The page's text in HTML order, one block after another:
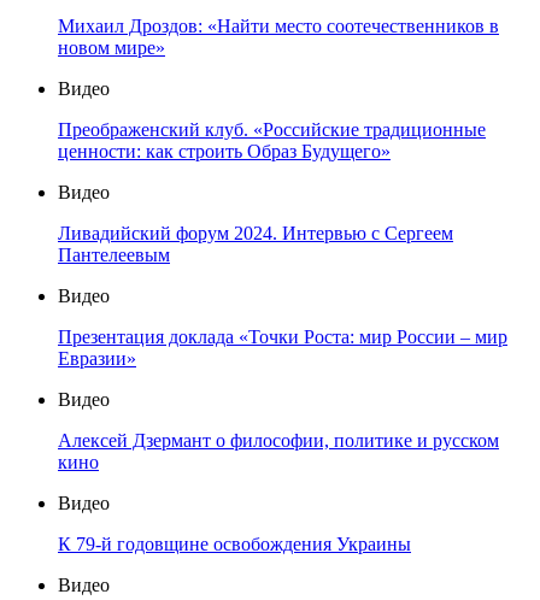
Михаил Дроздов: «Найти место соотечественников в
новом мире»
Видео
Преображенский клуб. «Российские традиционные
ценности: как строить Образ Будущего»
Видео
Ливадийский форум 2024. Интервью с Сергеем
Пантелеевым
Видео
Презентация доклада «Точки Роста: мир России – мир
Евразии»
Видео
Алексей Дзермант о философии, политике и русском
кино
Видео
К 79-й годовщине освобождения Украины
Видео